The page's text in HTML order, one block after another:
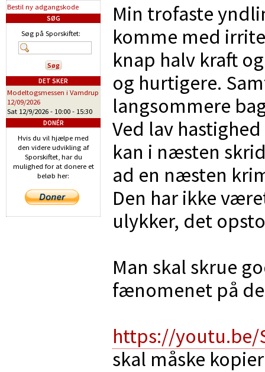
Min trofaste
komme med
knap halv kraft og
og hurtigere.
langsommere
Ved lav
kan i næsten
ad en næsten
Den har ikke
ulykker, det
Man skal skrue
fænomenet på
https://
skal måske
Bestil ny adgangskode
SØG
Søg på Sporskiftet:
DET SKER
Modeltogsmessen i Vamdrup
12/09/2026
Sat 12/9/2026 - 10:00 - 15:30
DONÉR
Hvis du vil hjælpe med
den videre udvikling af
Sporskiftet, har du
mulighed for at donere et
beløb her: